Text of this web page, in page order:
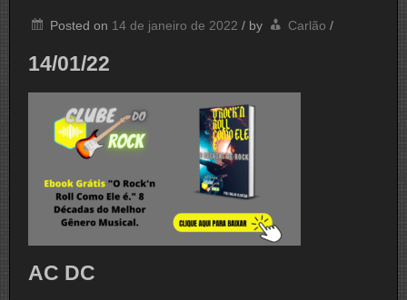
Posted on 14 de janeiro de 2022 / by Carlão /
14/01/22
AC DC